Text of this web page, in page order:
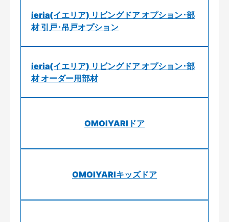
ieria(イエリア) リビングドア オプション･部
材 引戸･吊戸オプション
ieria(イエリア) リビングドア オプション･部
材 オーダー用部材
OMOIYARIドア
OMOIYARIキッズドア